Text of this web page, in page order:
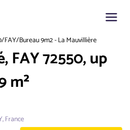
/FAY/Bureau 9m2 - La Mauvillière
FAY 72550, up
m²
France